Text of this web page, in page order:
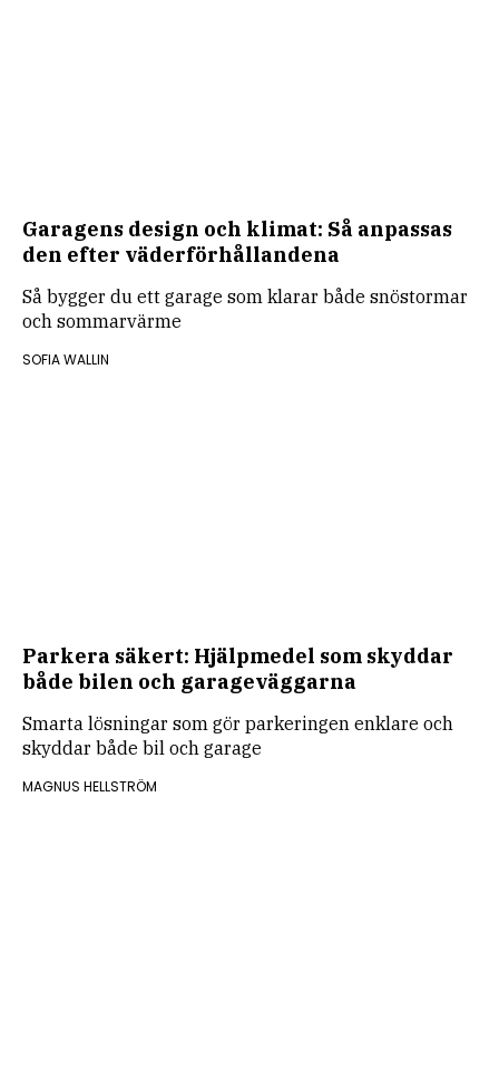
Garagens design och klimat: Så anpassas
den efter väderförhållandena
Så bygger du ett garage som klarar både snöstormar
och sommarvärme
SOFIA WALLIN
Parkera säkert: Hjälpmedel som skyddar
både bilen och garageväggarna
Smarta lösningar som gör parkeringen enklare och
skyddar både bil och garage
MAGNUS HELLSTRÖM